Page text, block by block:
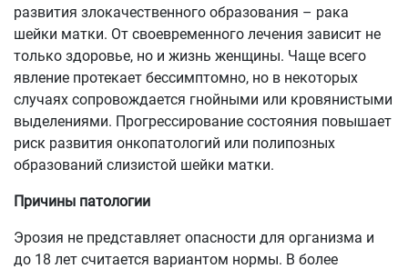
развития злокачественного образования – рака
шейки матки. От своевременного лечения зависит не
только здоровье, но и жизнь женщины. Чаще всего
явление протекает бессимптомно, но в некоторых
случаях сопровождается гнойными или кровянистыми
выделениями. Прогрессирование состояния повышает
риск развития онкопатологий или полипозных
образований слизистой шейки матки.
Причины патологии
Эрозия не представляет опасности для организма и
до 18 лет считается вариантом нормы. В более